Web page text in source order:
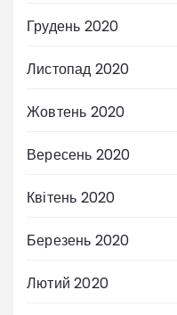
Грудень 2020
Листопад 2020
Жовтень 2020
Вересень 2020
Квітень 2020
Березень 2020
Лютий 2020